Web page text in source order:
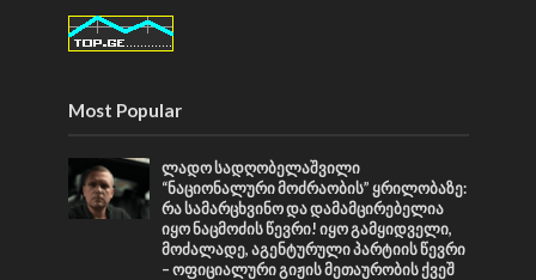
Most Popular
ლადო სადღობელაშვილი
“ნაციონალური მოძრაობის” ყრილობაზე:
რა სამარცხვინო და დამამცირებელია
იყო ნაცმოძის წევრი! იყო გამყიდველი,
მოძალადე, აგენტურული პარტიის წევრი
– ოფიციალური გიჟის მეთაურობის ქვეშ